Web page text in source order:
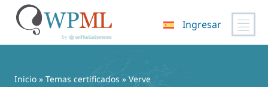
contenido
Ingresar
Inicio » Temas certificados » Verve